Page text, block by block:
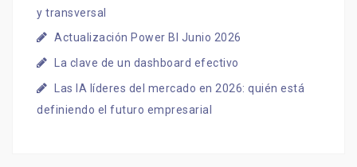
y transversal
Actualización Power BI Junio 2026
La clave de un dashboard efectivo
Las IA líderes del mercado en 2026: quién está
definiendo el futuro empresarial